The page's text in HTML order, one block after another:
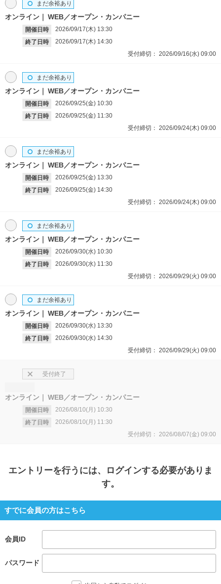
オンライン WEB／オープン・カンパニー
開催日時 2026/09/17(木) 13:30
終了日時
2026/09/17(木) 14:30
まだ余裕あり
受付締切： 2026/09/16(水) 09:00
オンライン WEB／オープン・カンパニー
開催日時 2026/09/25(金) 10:30
終了日時
2026/09/25(金) 11:30
まだ余裕あり
受付締切： 2026/09/24(木) 09:00
オンライン WEB／オープン・カンパニー
開催日時 2026/09/25(金) 13:30
終了日時
2026/09/25(金) 14:30
まだ余裕あり
受付締切： 2026/09/24(木) 09:00
オンライン WEB／オープン・カンパニー
開催日時 2026/09/30(水) 10:30
終了日時
2026/09/30(水) 11:30
まだ余裕あり
受付締切： 2026/09/29(火) 09:00
オンライン WEB／オープン・カンパニー
開催日時 2026/09/30(水) 13:30
終了日時
2026/09/30(水) 14:30
まだ余裕あり
受付締切： 2026/09/29(火) 09:00
オンライン WEB／オープン・カンパニー
開催日時 2026/08/10(月) 10:30
終了日時
2026/08/10(月) 11:30
受付終了
受付締切： 2026/08/07(金) 09:00
エントリーを行うには、ログインする必要がありま
す。
すでに会員の方はこちら
会員ID
パスワード